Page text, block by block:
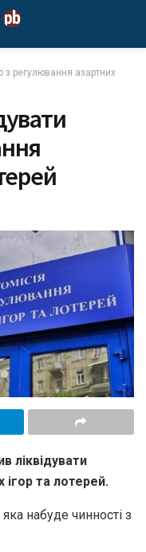
з регулювання азартних
ліквідувати
ігор та лотерей.
яка набуде чинності з